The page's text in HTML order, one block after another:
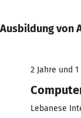
Ausbildung von
2 Jahre und
Lebanese